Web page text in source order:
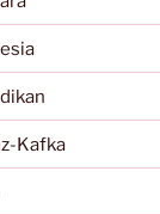
Kafka